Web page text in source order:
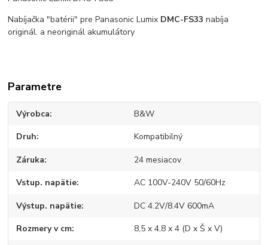
Nabíjačka "batérii" pre Panasonic Lumix DMC-FS33 nabíja
originál. a neoriginál akumulátory
Parametre
Výrobca B&W
Druh Kompatibilný
Záruka 24 mesiacov
Vstup. napätie AC 100V-240V 50/60Hz
Výstup. napätie DC 4.2V/8.4V 600mA
Rozmery v cm 8,5 x 4,8 x 4 (D x Š x V)